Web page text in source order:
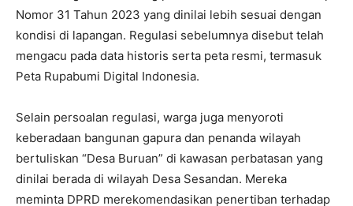
Nomor 31 Tahun 2023 yang dinilai lebih sesuai dengan
kondisi di lapangan. Regulasi sebelumnya disebut telah
mengacu pada data historis serta peta resmi, termasuk
Peta Rupabumi Digital Indonesia.
Selain persoalan regulasi, warga juga menyoroti
keberadaan bangunan gapura dan penanda wilayah
bertuliskan “Desa Buruan” di kawasan perbatasan yang
dinilai berada di wilayah Desa Sesandan. Mereka
meminta DPRD merekomendasikan penertiban terhadap